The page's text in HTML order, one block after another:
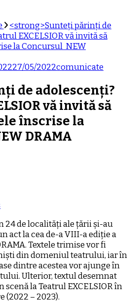
<strong>Sunteți părinți de
EXCELSIOR vă invită să
la Concursul NEW
27/05/2022comunicate
de adolescenți?
vă invită să
înscrise la
DRAMA
24 de localități ale țării și-au
act la cea de-a VIII-a ediție a
Textele trimise vor fi
din domeniul teatrului, iar în
dintre acestea vor ajunge în
Ulterior, textul desemnat
scenă la Teatrul EXCELSIOR în
(2022 – 2023).